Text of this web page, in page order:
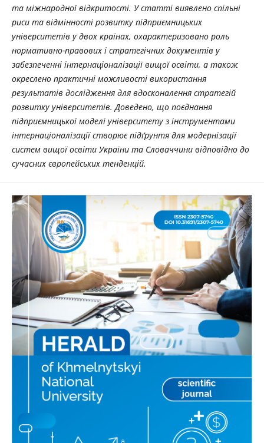
та міжнародної відкритості. У статті виявлено спільні
риси та відмінності розвитку підприємницьких
університетів у двох країнах, охарактеризовано роль
нормативно-правових і стратегічних документів у
забезпеченні інтернаціоналізації вищої освіти, а також
окреслено практичні можливості використання
результатів дослідження для вдосконалення стратегій
розвитку університетів. Доведено, що поєднання
підприємницької моделі університету з інструментами
інтернаціоналізації створює підґрунтя для модернізації
систем вищої освіти України та Словаччини відповідно до
сучасних європейських тенденцій.